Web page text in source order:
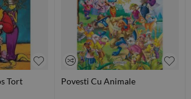
Tort
Povesti Cu Animale